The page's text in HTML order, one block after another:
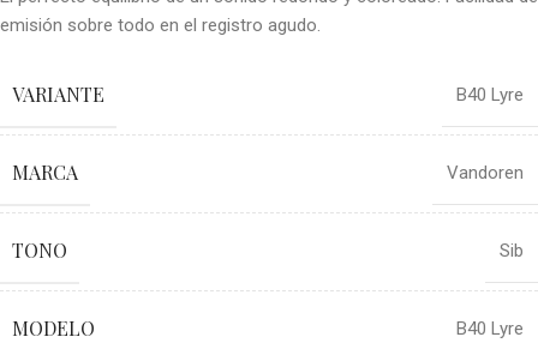
emisión sobre todo en el registro agudo.
VARIANTE B40 Lyre
MARCA Vandoren
TONO Sib
MODELO B40 Lyre